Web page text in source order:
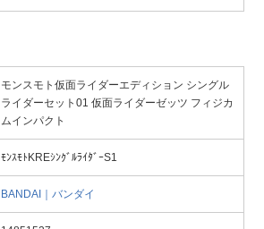
モンスモト仮面ライダーエディション シングル
ライダーセット01 仮面ライダーゼッツ フィジカ
ムインパクト
ﾓﾝｽﾓﾄKREｼﾝｸﾞﾙﾗｲﾀﾞｰS1
BANDAI｜バンダイ